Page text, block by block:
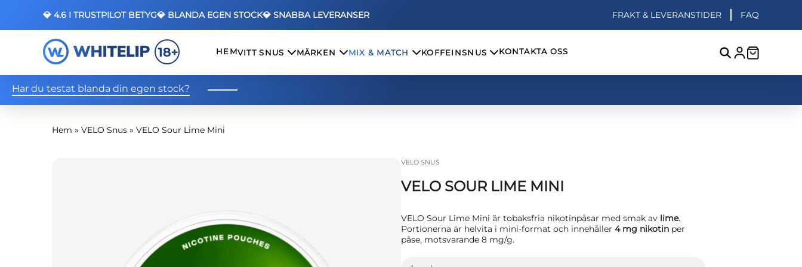
💎 4.6 I TRUSTPILOT BETYG💎 BLANDA EGEN STOCK💎 SNABBA LEVERANSER FRAKT & LEVERANSTIDER FAQ
HEMVITT SNUS MÄRKEN MIX & MATCH KOFFEINSNUS KONTAKTA OSS
Har du testat blanda din egen stock?
Hem » VELO Snus » VELO Sour Lime Mini
VELO SNUS
VELO SOUR LIME MINI
VELO Sour Lime Mini är tobaksfria nikotinpåsar med smak av lime.
Portionerna är helvita i mini-format och innehåller 4 mg nikotin per
påse, motsvarande 8 mg/g.